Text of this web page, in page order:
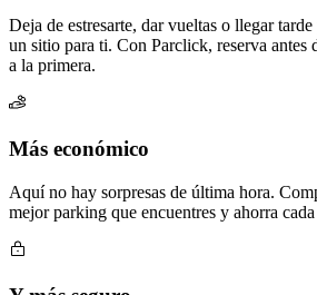
Deja de estresarte, dar vueltas o llegar
un sitio para ti. Con Parclick, reserva antes
a la primera.
Más económico
Aquí no hay sorpresas de última hora.
mejor parking que encuentres y ahorra